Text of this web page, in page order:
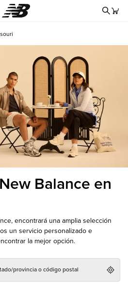
Balance en
encontrará una amplia selección
un servicio personalizado e
la mejor opción.